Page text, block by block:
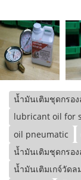
น้ำมันเติมชุดกรอ
lubricant oil for
oil pneumatic
น้ำมันเติมชุดกรอ
น้ำมันเติมเกจ์วัดล